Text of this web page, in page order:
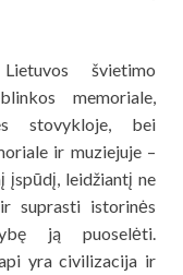
švietimo
memoriale,
stovykloje, bei
ir muziejuje –
įspūdį, leidžiantį ne
suprasti istorinės
ją puoselėti.
yra civilizacija ir